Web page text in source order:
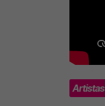
Artistas